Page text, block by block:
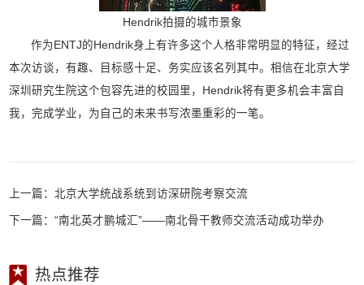
Hendrik拍摄的城市景象
作为ENTJ的Hendrik身上有许多这个人格非常明显的特征，经过
本次访谈，有趣、目标感十足、务实应该名列其中。相信在北京大学
深圳研究生院这个包容先进的校园里，Hendrik将有更多机会丰富自
我，完成学业，为自己的未来书写浓墨重彩的一笔。
上一篇：北京大学统战系统到访深研院考察交流
下一篇：“南北英才鹏城汇”——南北骨干教师交流活动成功举办
热点推荐